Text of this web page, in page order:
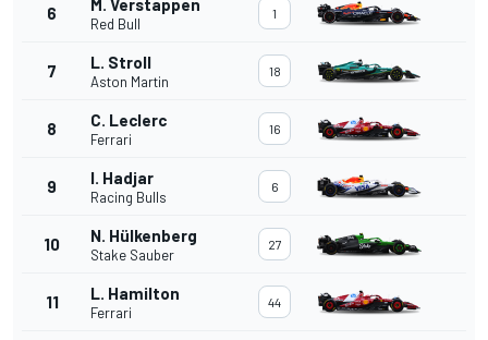
6 M. Verstappen
Red Bull
1
7 L. Stroll
Aston Martin
18
8 C. Leclerc
Ferrari
16
9 I. Hadjar
Racing Bulls
6
10 N. Hülkenberg
Stake Sauber
27
11 L. Hamilton
Ferrari
44